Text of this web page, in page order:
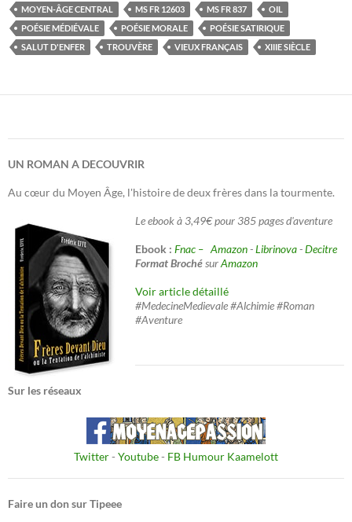
MOYEN-ÂGE CENTRAL
MS FR 12603 MS FR 837
OIL
POÉSIE MÉDIÉVALE
POÉSIE MORALE
POÉSIE SATIRIQUE
SALUT D'ENFER
TROUVÈRE VIEUX FRANÇAIS XIIIE SIÈCLE
UN ROMAN A DECOUVRIR
Au cœur du Moyen Âge, l'histoire de deux frères dans la tourmente.
Le ebook à 3,49€ pour 385 pages d'aventure
Ebook : Fnac – Amazon-Librinova-Decitre
Format BrochésurAmazon
Voir article détaillé
#MedecineMedievale #Alchimie #Roman
#Aventure
Sur les réseaux
Twitter- Youtube- FB Humour Kaamelott
Faire un don sur Tipeee